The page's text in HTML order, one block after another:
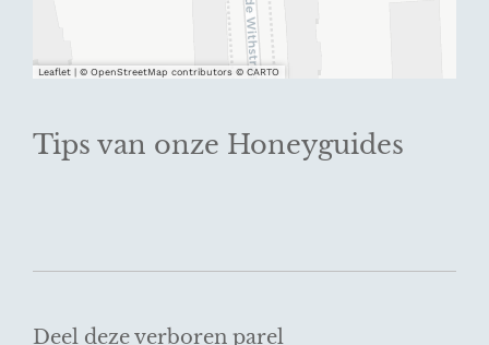
Tips van onze Honeyguides
Leaflet | © OpenStreetMap contributors © CARTO
Deel deze verboren parel